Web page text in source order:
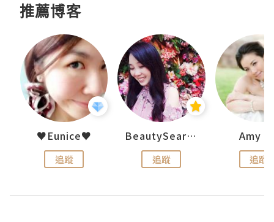
推薦博客
♥Eunice♥
追蹤
BeautySearch
追蹤
Amy
追蹤